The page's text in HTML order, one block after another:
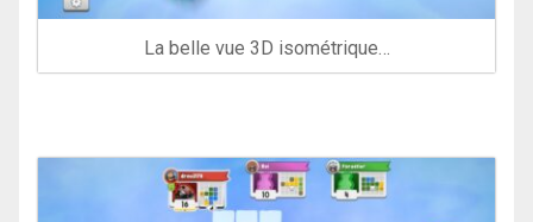
La belle vue 3D isométrique…